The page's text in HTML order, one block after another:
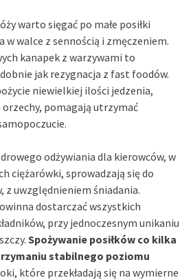
warto sięgać po małe posiłki
w walce z sennością i zmęczeniem.
kanapek z warzywami to
jak rezygnacja z fast foodów.
niewielkiej ilości jedzenia,
pomagają utrzymać
odżywiania dla kierowców, w
ciężarówki, sprowadzają się do
z uwzględnieniem śniadania.
dostarczać wszystkich
przy jednoczesnym unikaniu
Spożywanie posiłków co kilka
stabilnego poziomu
które przekładają się na wymierne